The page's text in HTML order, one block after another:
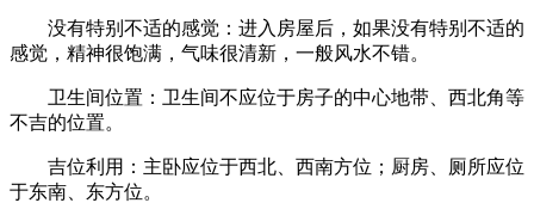
没有特别不适的感觉：进入房屋后，如果没有特别不适的
感觉，精神很饱满，气味很清新，一般风水不错。
卫生间位置：卫生间不应位于房子的中心地带、西北角等
不吉的位置。
吉位利用：主卧应位于西北、西南方位；厨房、厕所应位
于东南、东方位。